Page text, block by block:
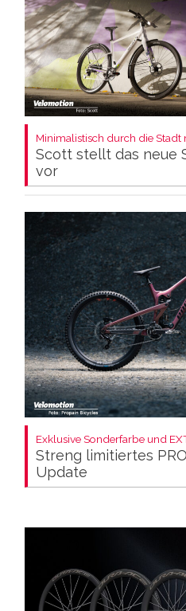
Minimalistisch durch die Stadt
Scott stellt das neue
vor
Exklusive Sonderfarbe und
Streng limitiertes
Update